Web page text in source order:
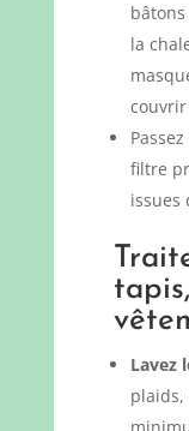
la
couvrir
filtre
issues
Lavez
plaids,